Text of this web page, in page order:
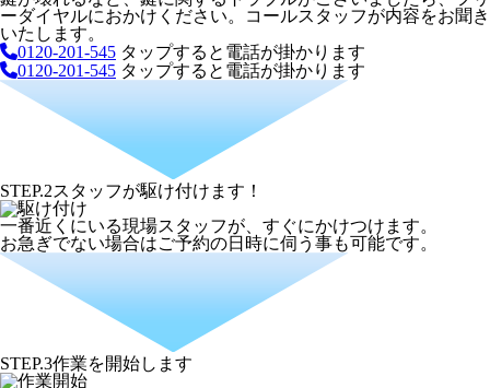
ーダイヤルにおかけください。コールスタッフが内容をお聞き
いたします。
0120-201-545 タップすると電話が掛かります
0120-201-545 タップすると電話が掛かります
STEP.2スタッフが駆け付けます！
一番近くにいる現場スタッフが、すぐにかけつけます。
お急ぎでない場合はご予約の日時に伺う事も可能です。
STEP.3作業を開始します